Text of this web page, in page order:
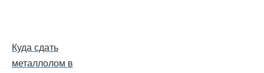
Куда сдать
металлолом в